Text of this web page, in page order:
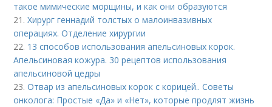
такое мимические морщины, и как они образуются
21.Хирург геннадий толстых о малоинвазивных
операциях. Отделение хирургии
22. 13 способов использования апельсиновых корок.
Апельсиновая кожура. 30 рецептов использования
апельсиновой цедры
23.Отвар из апельсиновых корок с корицей.. Советы
онколога: Простые «Да» и «Нет», которые продлят жизнь